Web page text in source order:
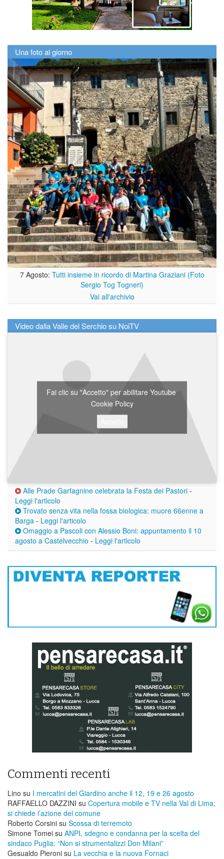
Una foto al giorno
7 Agosto: Tutti insieme in ricordo di Martina Graziani (Foto
Sergio Tog Togneri)
Vai all'archivio
Video dalla Valle del Serchio su NoiTV
Fai clic su "Accetto" per abilitare Youtube
Cookie Policy
Alle Prade Garfagnine celebrata la Festa dei Pastori -
Leggi l'articolo
Trovato senza vita nella fossa biologica: muore 66enne a
Barga - Leggi l'articolo
Omaggio a Pascoli con Alessio Boni: appuntamento il 10
agosto a Castelvecchio - Leggi l'articolo
Commenti recenti
Lino su I mercatini del Giardino anche il 12, 19 e 26 agosto
RAFFAELLO DAZZINI su ​Copertura mobile e TV nella Val di Lima;
si chiede l’azione del comune
Roberto Corsini su Scossa di terremoto
Simone Tomei su ANPI, sdegno e condanna per la scelta del
sindaco Puglia: “Non si strumentalizzi Don Milani”
Gesualdo Pieroni su La vecchia e la nuova Fornaci